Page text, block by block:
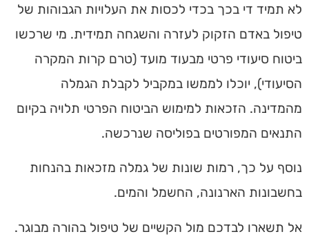
לא תמיד די בכך בכדי לכסות את העלויות הגבוהות של
טיפול באדם הזקוק לעזרה והשגחה תמידית. מי שרכשו
ביטוח סיעודי פרטי מבעוד מועד (טרם קרות המקרה
הסיעודי), יוכלו לממשו במקביל לקבלת הגמלה
מהמדינה. הזכאות למימוש הביטוח הפרטי תלויה בקיום
התנאים המפורטים בפוליסה שנרכשה.
נוסף על כך, רמות שונות של גמלה מזכאות בהנחות
בחשבונות הארנונה, החשמל והמים.
אל תשארו לבדכם מול הקשיים של טיפול בהורה מבוגר.